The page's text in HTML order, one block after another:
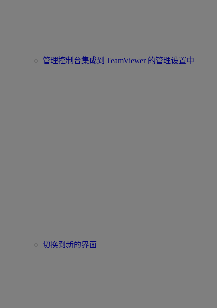
管理控制台集成到 TeamViewer 的管理设置中
切换到新的界面